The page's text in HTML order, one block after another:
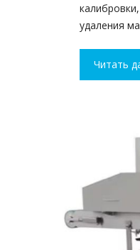
удаления
Читать